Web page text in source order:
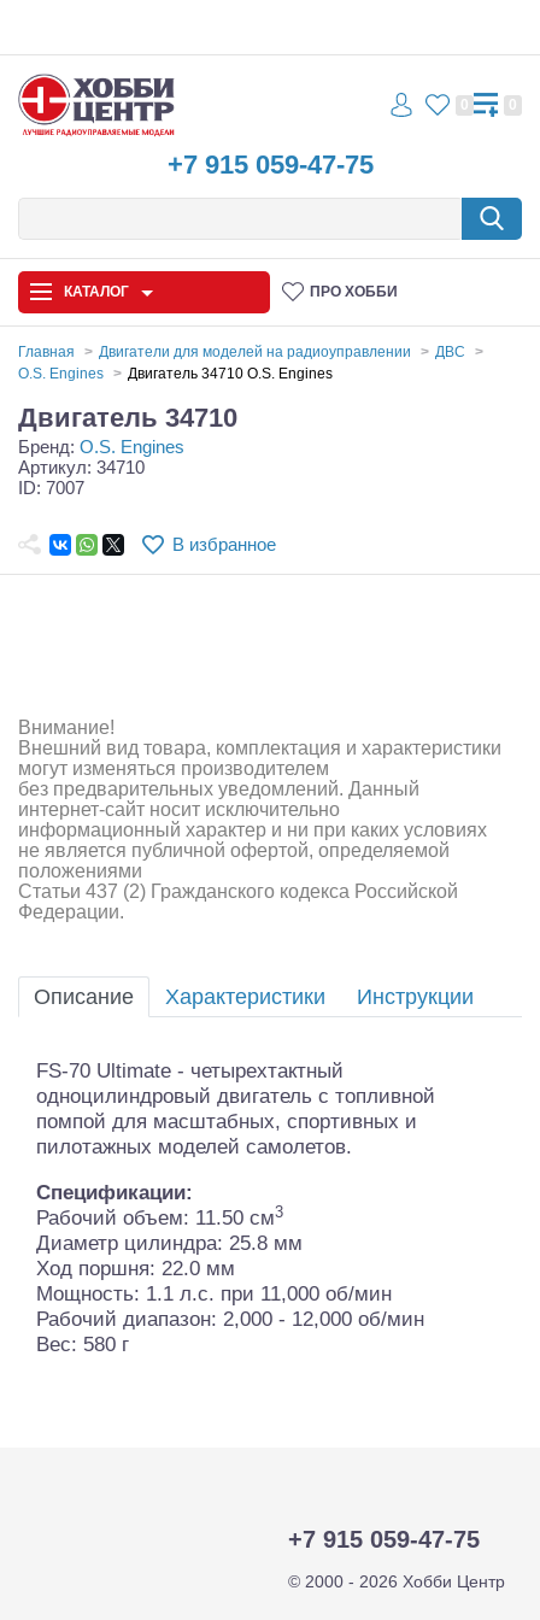
+7 915 059-47-75
0 0
КАТАЛОГ ПРО ХОББИ
Запчасти и аксессуары
Игрушки
Самолеты
Аппаратура и электроника
Аккумуляторы и батарейки
Зарядные устройства и блоки питания
Двигатели
Инструмент,измерительные приборы,расходники
Главная Двигатели для моделей на радиоуправлении
ДВС
O.S. Engines
Двигатель 34710 O.S. Engines
Двигатель 34710
Бренд: O.S. Engines
Артикул: 34710
ID: 7007
В избранное
Внимание!
Внешний вид товара, комплектация и характеристики
могут изменяться производителем
без предварительных уведомлений. Данный
интернет-сайт носит исключительно
информационный характер и ни при каких условиях
не является публичной офертой, определяемой
положениями
Статьи 437 (2) Гражданского кодекса Российской
Федерации.
Описание Характеристики Инструкции
FS-70 Ultimate - четырехтактный
одноцилиндровый двигатель c топливной
помпой для масштабных, спортивных и
пилотажных моделей самолетов.
Спецификации:
Рабочий объем: 11.50 см3
Диаметр цилиндра: 25.8 мм
Ход поршня: 22.0 мм
Мощность: 1.1 л.с. при 11,000 об/мин
Рабочий диапазон: 2,000 - 12,000 об/мин
Вес: 580 г
+7 915 059-47-75
© 2000 - 2026 Хобби Центр